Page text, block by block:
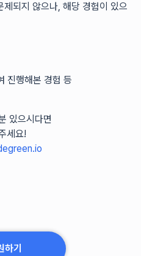
되지 않으나, 해당 경험이 있으
진행해본 경험 등
있으시다면
세요!
하기